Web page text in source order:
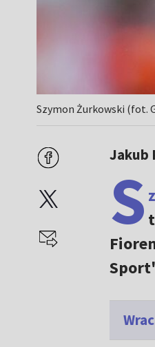
Szymon Żurkowski (fot.
Jakub
S